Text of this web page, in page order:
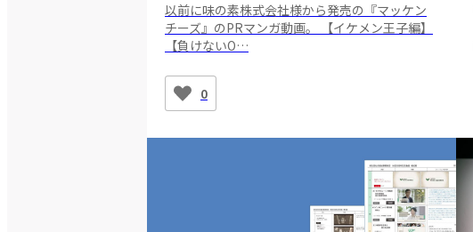
以前に味の素株式会社様から発売の『マッケン
チーズ』のPRマンガ動画。 【イケメン王子編】
【負けないO…
0